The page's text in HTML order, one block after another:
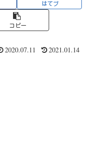
はてブ
コピー
2020.07.11 2021.01.14